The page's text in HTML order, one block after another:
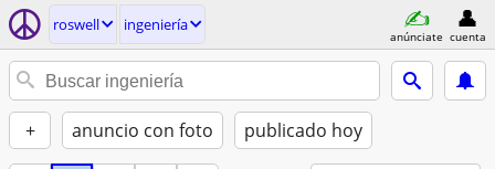
roswell ingeniería
anúnciate cuenta
+ anuncio con foto publicado hoy